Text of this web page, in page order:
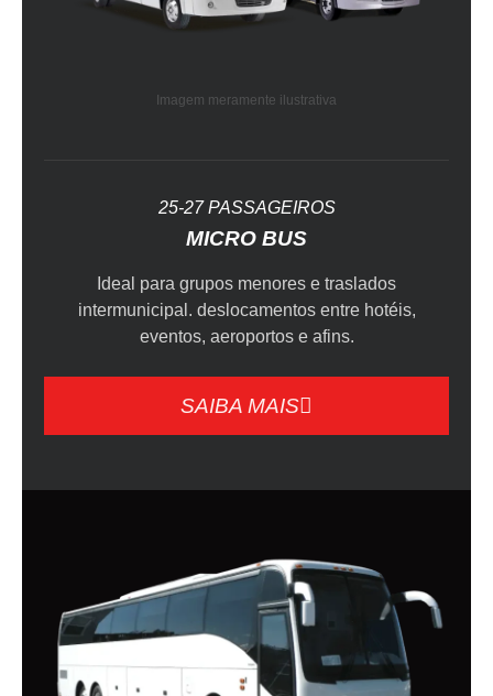
Imagem meramente ilustrativa
25-27 PASSAGEIROS
MICRO BUS
Ideal para grupos menores e traslados
intermunicipal. deslocamentos entre hotéis,
eventos, aeroportos e afins.
SAIBA MAIS